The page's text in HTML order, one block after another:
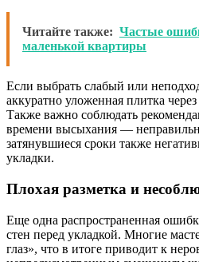
Читайте также: Частые
маленькой квартиры
Если выбрать слабый или
аккуратно уложенная плитка
Также важно соблюдать
времени высыхания —
затянувшиеся сроки также
укладки.
Плохая разметка и
Еще одна распространенная
стен перед укладкой. Многие
глаз», что в итоге приводит к